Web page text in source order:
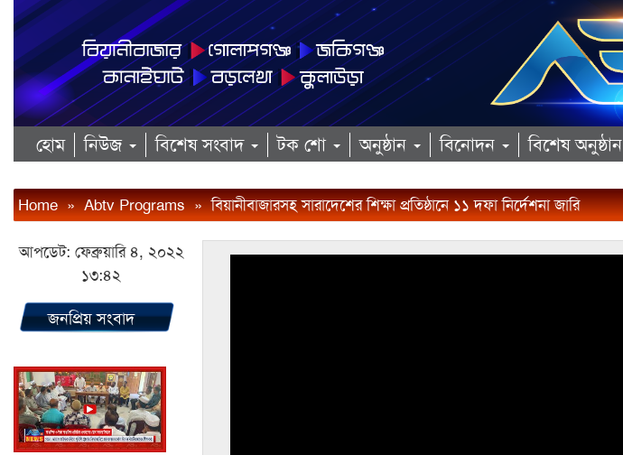
হোম নিউজ বিশেষ সংবাদ টক শো অনুষ্ঠান বিনোদন বিশেষ অনুষ্ঠান
Home » Abtv Programs » বিয়ানীবাজারসহ সারাদেশের শিক্ষা প্রতিষ্ঠানে ১১ দফা নির্দেশনা জারি
আপডেট: ফেব্রুয়ারি ৪, ২০২২
১৩:৪২
জনপ্রিয় সংবাদ